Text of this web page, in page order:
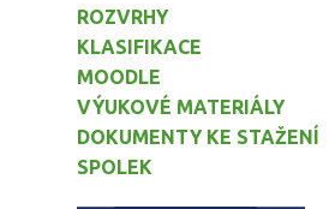
ROZVRHY
KLASIFIKACE
MOODLE
VÝUKOVÉ MATERIÁLY
DOKUMENTY KE STAŽENÍ
SPOLEK